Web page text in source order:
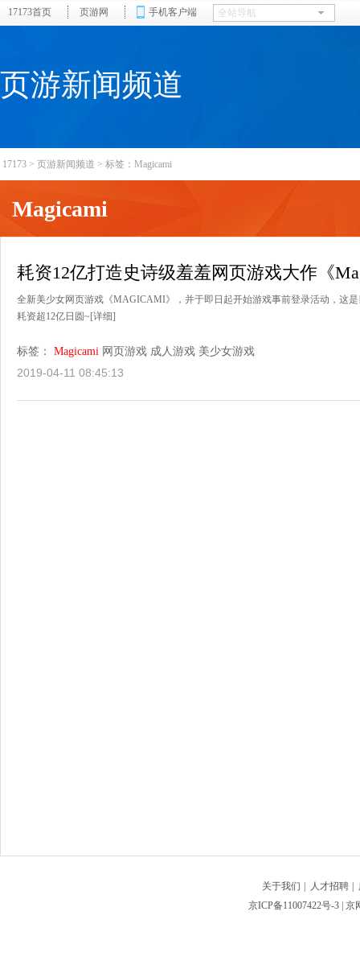
17173首页 页游网 手机客户端
页游新闻频道
17173 > 页游新闻频道 > 标签：Magicami
Magicami
耗资12亿打造史诗级羞羞网页游戏大作《
全新美少女网页游戏《MAGICAMI》，并于即日起开始游戏事前登录活动，这
耗资超12亿日圆~ [详细]
标签： Magicami 网页游戏 成人游戏 美少女游戏
2019-04-11 08:45:13
关于我们 人才招聘
京ICP备11007422号-3 |